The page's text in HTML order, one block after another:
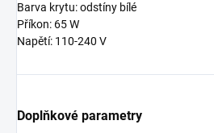
Barva krytu: odstíny bílé
Příkon: 65 W
Napětí: 110-240 V
Doplňkové parametry